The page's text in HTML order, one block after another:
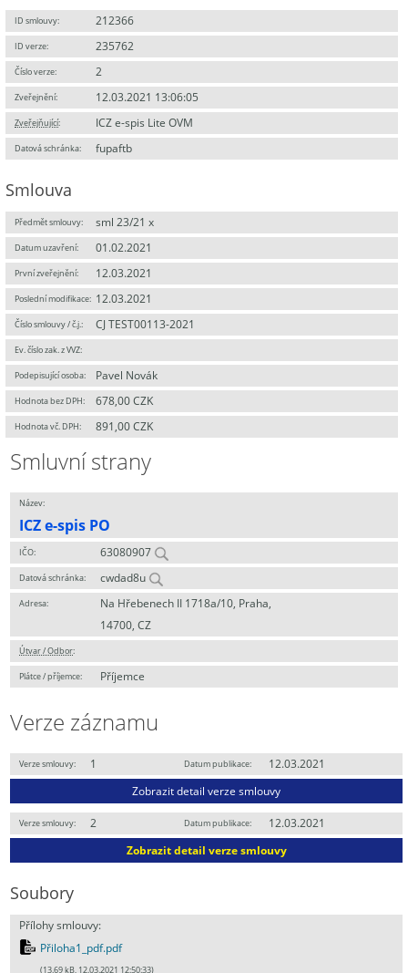
ID smlouvy: 212366
ID verze: 235762
Číslo verze: 2
Zveřejnění: 12.03.2021 13:06:05
Zveřejňující: ICZ e-spis Lite OVM
Datová schránka: fupaftb
Smlouva
Předmět smlouvy: sml 23/21 x
Datum uzavření: 01.02.2021
První zveřejnění: 12.03.2021
Poslední modifikace: 12.03.2021
Číslo smlouvy / č.j.: CJ TEST00113-2021
Ev. číslo zak. z VVZ:
Podepisující osoba: Pavel Novák
Hodnota bez DPH: 678,00 CZK
Hodnota vč. DPH: 891,00 CZK
Smluvní strany
Název:
ICZ e-spis PO
IČO: 63080907
Datová schránka: cwdad8u
Adresa:
Na Hřebenech II 1718a/10, Praha,
14700, CZ
Útvar / Odbor:
Plátce / příjemce: Příjemce
Verze záznamu
Verze smlouvy: 1 Datum publikace:
12.03.2021
Zobrazit detail verze smlouvy
Verze smlouvy: 2 Datum publikace:
12.03.2021
Zobrazit detail verze smlouvy
Soubory
Přílohy smlouvy:
Přiloha1_pdf.pdf
(13.69 kB, 12.03.2021 12:50:33)